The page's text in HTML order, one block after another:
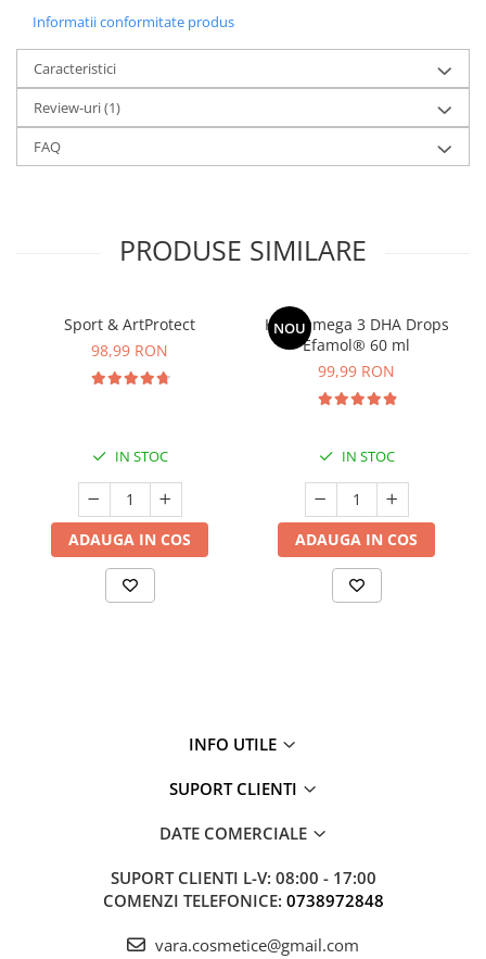
Informatii conformitate produs
Caracteristici
Review-uri(1)
FAQ
PRODUSE SIMILARE
Sport & ArtProtect
98,99 RON
IN STOC
ADAUGA IN COS
NOU
Kids Omega 3 DHA Drops
Efamol® 60 ml
99,99 RON
IN STOC
ADAUGA IN COS
INFO UTILE
SUPORT CLIENTI
DATE COMERCIALE
SUPORT CLIENTI L-V: 08:00 - 17:00
COMENZI TELEFONICE: 0738972848
vara.cosmetice@gmail.com